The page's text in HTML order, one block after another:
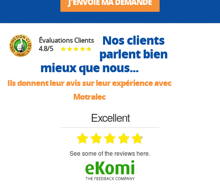
Évaluations Clients
4.8/5
Nos clients
parlent bien
mieux que nous...
Ils donnent leur avis sur leur expérience avec
Motralec
Excellent
see some of the reviews here.